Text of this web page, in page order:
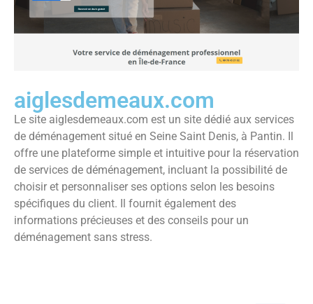
aiglesdemeaux.com
Le site aiglesdemeaux.com est un site dédié aux services
de déménagement situé en Seine Saint Denis, à Pantin. Il
offre une plateforme simple et intuitive pour la réservation
de services de déménagement, incluant la possibilité de
choisir et personnaliser ses options selon les besoins
spécifiques du client. Il fournit également des
informations précieuses et des conseils pour un
déménagement sans stress.